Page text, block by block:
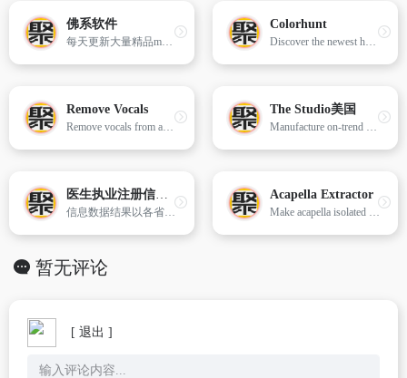
佛系软件
每天更新大量精品mac应用软件,macOS破解软件,Windows破解软件,音频插件,视频插件,图像插件
Colorhunt
Discover the newest hand-picked color palettes of Color Hunt. Get color inspiration for your design and art projects.
Remove Vocals
Remove vocals from any song & get the instrumental karaoke track using state of the art AI. FREE (2/day) & no registration.隔离出背景声
The Studio美国
Manufacture on-trend apparel and accessories in small batches with fast turnaround on the world's first agile manufacturing platform.
医生执业注册信息查询
信息数据结果以各省、自治区、直辖市卫生健康委数据为准；凌晨1点至凌晨5点系统进行维护,不能提供查询。
Acapella Extractor
Make acapella isolated vocals of any song using state of the art AI. FREE (2/day) & no registration。隔离出人声
暂无评论
[ 退出 ]